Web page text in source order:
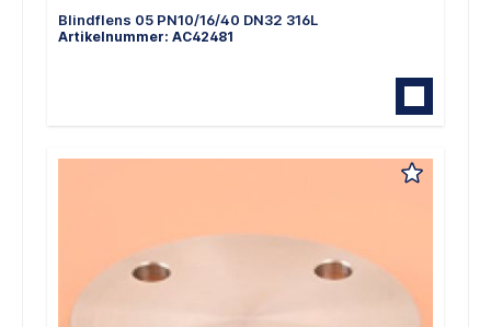
Blindflens 05 PN10/16/40 DN32 316L
Artikelnummer: AC42481